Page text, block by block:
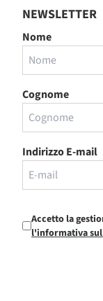
NEWSLETTER
Nome
Cognome
Indirizzo E-mail
Accetto la
l'informativa